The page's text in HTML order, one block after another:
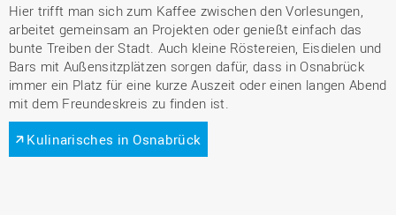
Hier trifft man sich zum Kaffee zwischen den Vorlesungen,
arbeitet gemeinsam an Projekten oder genießt einfach das
bunte Treiben der Stadt. Auch kleine Röstereien, Eisdielen und
Bars mit Außensitzplätzen sorgen dafür, dass in Osnabrück
immer ein Platz für eine kurze Auszeit oder einen langen Abend
mit dem Freundeskreis zu finden ist.
Kulinarisches in Osnabrück